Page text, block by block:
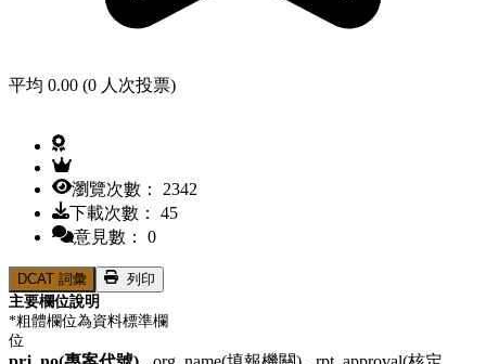
平均 0.00 (0 人次投票)
瀏覽次數： 2342
下載次數： 45
意見數： 0
DCAT 詞彙
列印
主要欄位說明
*粗體欄位為資料標準欄
位